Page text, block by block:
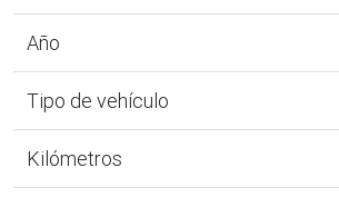
Año
Tipo de vehículo
Kilómetros